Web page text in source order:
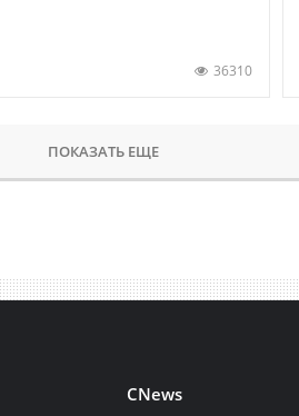
36310
ПОКАЗАТЬ ЕЩЕ
CNews